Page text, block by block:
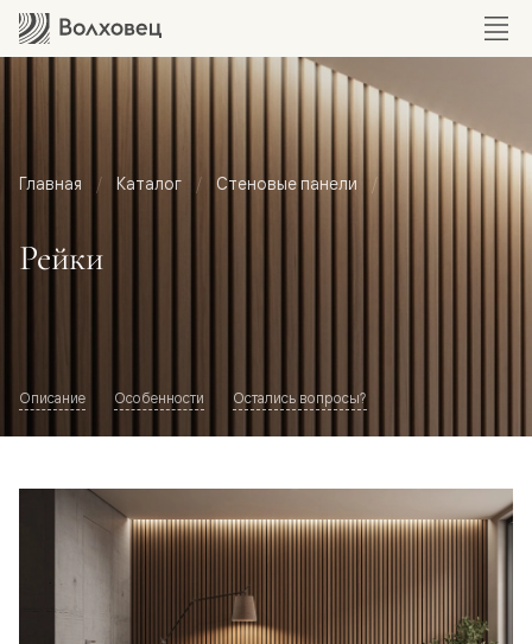
Главная Каталог Стеновые панели
Рейки
Описание Особенности Остались вопросы?